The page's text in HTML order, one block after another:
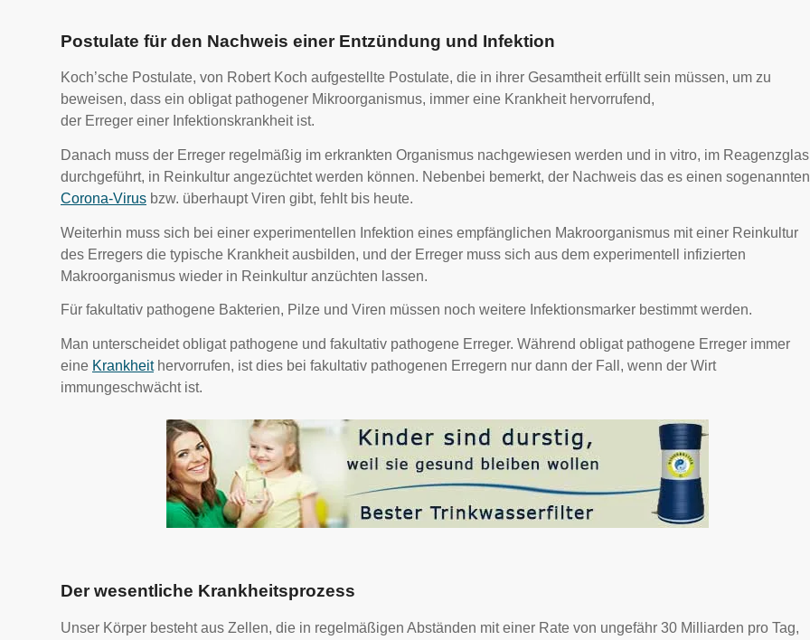
Postulate für den Nachweis einer Entzündung und Infektion
Koch’sche Postulate, von Robert Koch aufgestellte Postulate, die in ihrer Gesamtheit erfüllt sein müssen, um zu
beweisen, dass ein obligat pathogener Mikroorganismus, immer eine Krankheit hervorrufend,
der Erreger einer Infektionskrankheit ist.
Danach muss der Erreger regelmäßig im erkrankten Organismus nachgewiesen werden und in vitro, im Reagenzglas
durchgeführt, in Reinkultur angezüchtet werden können. Nebenbei bemerkt, der Nachweis das es einen sogenannten
Corona-Virus bzw. überhaupt Viren gibt, fehlt bis heute.
Weiterhin muss sich bei einer experimentellen Infektion eines empfänglichen Makroorganismus mit einer Reinkultur
des Erregers die typische Krankheit ausbilden, und der Erreger muss sich aus dem experimentell infizierten
Makroorganismus wieder in Reinkultur anzüchten lassen.
Für fakultativ pathogene Bakterien, Pilze und Viren müssen noch weitere Infektionsmarker bestimmt werden.
Man unterscheidet obligat pathogene und fakultativ pathogene Erreger. Während obligat pathogene Erreger immer
eine Krankheithervorrufen, ist dies bei fakultativ pathogenen Erregern nur dann der Fall, wenn der Wirt
immungeschwächt ist.
Der wesentliche Krankheitsprozess
Unser Körper besteht aus Zellen, die in regelmäßigen Abständen mit einer Rate von ungefähr 30 Milliarden pro Tag,